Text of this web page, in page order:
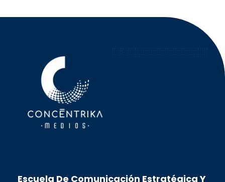
Escuela De Comunicación Estratégica Y